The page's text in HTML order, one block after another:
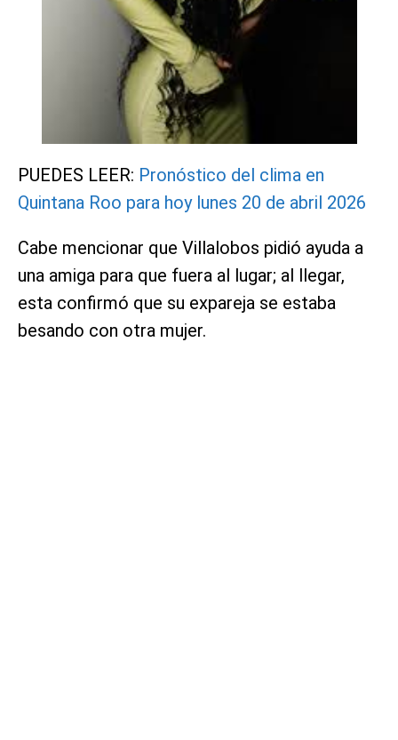
PUEDES LEER: Pronóstico del clima en
Quintana Roo para hoy lunes 20 de abril 2026
Cabe mencionar que Villalobos pidió ayuda a
una amiga para que fuera al lugar; al llegar,
esta confirmó que su expareja se estaba
besando con otra mujer.